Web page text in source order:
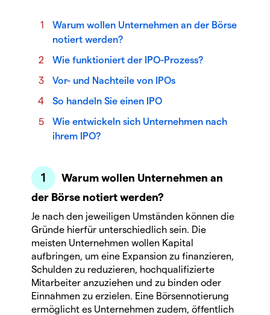
Warum wollen Unternehmen an der Börse
notiert werden?
Wie funktioniert der IPO-Prozess?
Vor- und Nachteile von IPOs
So handeln Sie einen IPO
Wie entwickeln sich Unternehmen nach
ihrem IPO?
Warum wollen Unternehmen an
der Börse notiert werden?
Je nach den jeweiligen Umständen können die
Gründe hierfür unterschiedlich sein. Die
meisten Unternehmen wollen Kapital
aufbringen, um eine Expansion zu finanzieren,
Schulden zu reduzieren, hochqualifizierte
Mitarbeiter anzuziehen und zu binden oder
Einnahmen zu erzielen. Eine Börsennotierung
ermöglicht es Unternehmen zudem, öffentlich